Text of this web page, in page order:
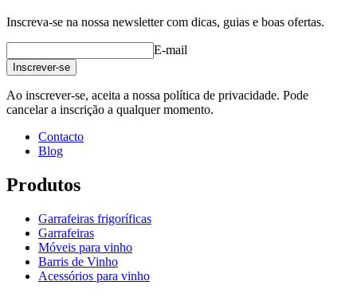
Inscreva-se na nossa newsletter com dicas, guias e boas ofertas.
E-mail
Inscrever-se
Ao inscrever-se, aceita a nossa política de privacidade. Pode
cancelar a inscrição a qualquer momento.
Contacto
Blog
Produtos
Garrafeiras frigoríficas
Garrafeiras
Móveis para vinho
Barris de Vinho
Acessórios para vinho